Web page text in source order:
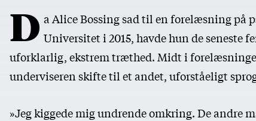
D a Alice Bossing sad til en forelæsning på
Universitet i 2015, havde hun de seneste
uforklarlig, ekstrem træthed. Midt i
underviseren skifte til et andet, uforståeligt
»Jeg kiggede mig undrende omkring. De andre